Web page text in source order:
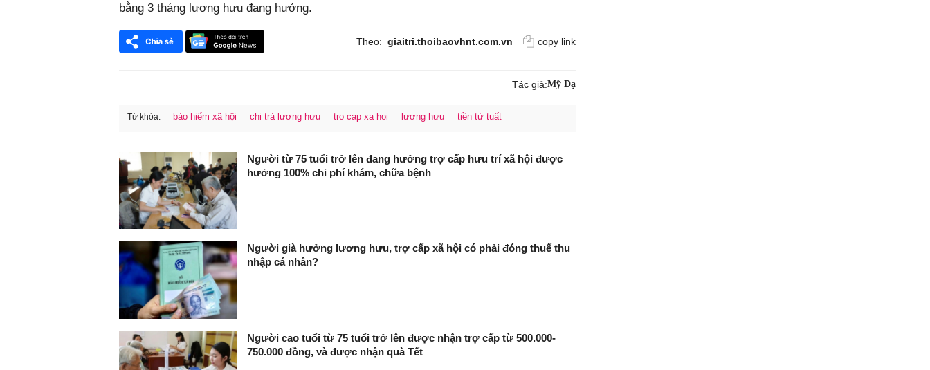
bằng 3 tháng lương hưu đang hưởng.
Theo: giaitri.thoibaovhnt.com.vn copy link
Tác giả:Mỹ Dạ
Từ khóa: bảo hiểm xã hội chi trả lương hưu tro cap xa hoi lương hưu tiền tử tuất
Người từ 75 tuổi trở lên đang hưởng trợ cấp hưu trí xã hội được
hưởng 100% chi phí khám, chữa bệnh
Người già hưởng lương hưu, trợ cấp xã hội có phải đóng thuế thu
nhập cá nhân?
Người cao tuổi từ 75 tuổi trở lên được nhận trợ cấp từ 500.000-
750.000 đồng, và được nhận quà Tết